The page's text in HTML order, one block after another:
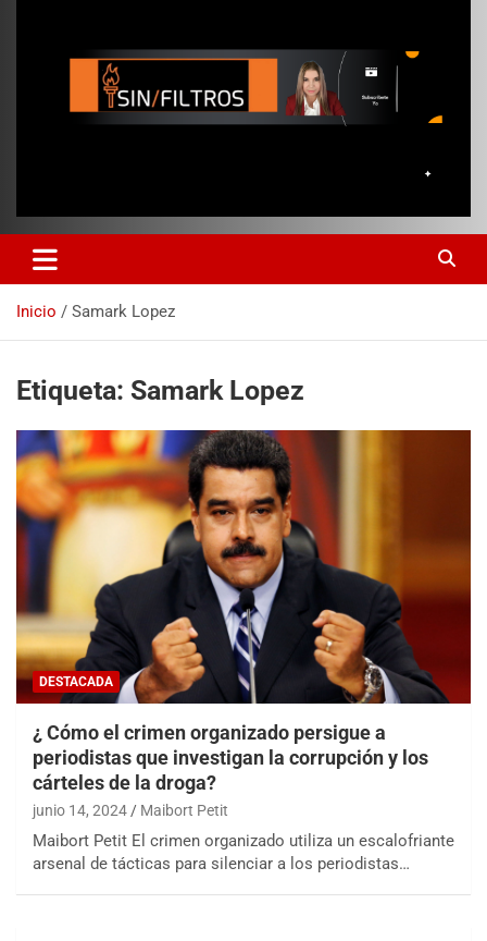
Inicio Samark Lopez
Etiqueta: Samark Lopez
DESTACADA
¿ Cómo el crimen organizado persigue a
periodistas que investigan la corrupción y los
cárteles de la droga?
junio 14, 2024 Maibort Petit
Maibort Petit El crimen organizado utiliza un escalofriante
arsenal de tácticas para silenciar a los periodistas…